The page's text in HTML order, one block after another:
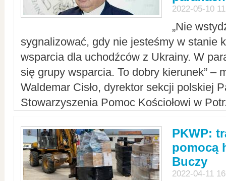
2022-05-10
„Nie
sygnalizować, gdy nie jesteśmy w stanie
wsparcia dla uchodźców z Ukrainy. W
się grupy wsparcia. To dobry kierunek” –
Waldemar Cisło, dyrektor sekcji polskiej
Stowarzyszenia Pomoc Kościołowi w
PKWP:
pomocą
Buczy
2022-04-11